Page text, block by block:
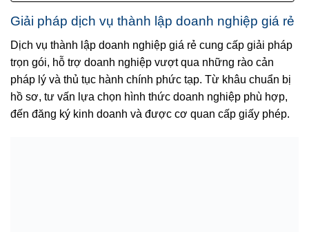
Giải pháp dịch vụ thành lập doanh nghiệp giá rẻ
Dịch vụ thành lập doanh nghiệp giá rẻ cung cấp giải pháp
trọn gói, hỗ trợ doanh nghiệp vượt qua những rào cản
pháp lý và thủ tục hành chính phức tạp. Từ khâu chuẩn bị
hồ sơ, tư vấn lựa chọn hình thức doanh nghiệp phù hợp,
đến đăng ký kinh doanh và được cơ quan cấp giấy phép.